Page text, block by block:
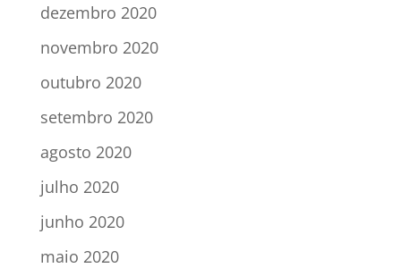
dezembro 2020
novembro 2020
outubro 2020
setembro 2020
agosto 2020
julho 2020
junho 2020
maio 2020